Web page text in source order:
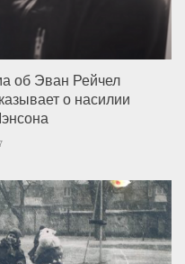
об Эван Рейчел
о насилии